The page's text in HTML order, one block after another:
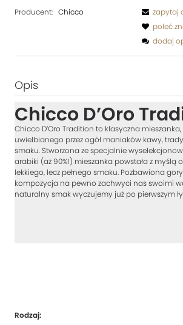
Producent: Chicco
zapytaj
poleć
dodaj
Opis
Chicco D’Oro
Chicco D’Oro Tradition to klasyczna
uwielbianego przez ogół maniaków kawy,
smaku. Stworzona ze specjalnie
arabiki (aż 90%!) mieszanka powstała z myślą
lekkiego, lecz pełnego smaku. Pozbawiona
kompozycja na pewno zachwyci nas swoimi
naturalny smak wyczujemy już po pierwszym
Rodzaj: